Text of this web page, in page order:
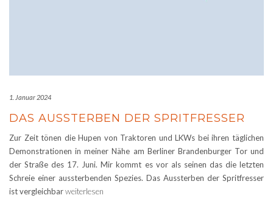
1. Januar 2024
DAS AUSSTERBEN DER SPRITFRESSER
Zur Zeit tönen die Hupen von Traktoren und LKWs bei ihren täglichen
Demonstrationen in meiner Nähe am Berliner Brandenburger Tor und
der Straße des 17. Juni. Mir kommt es vor als seinen das die letzten
Schreie einer aussterbenden Spezies. Das Aussterben der Spritfresser
ist vergleichbarweiterlesen